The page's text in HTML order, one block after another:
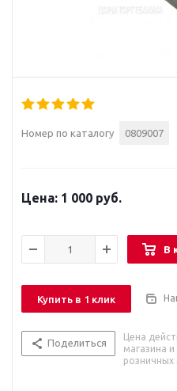
Номер по каталогу 0809007
1 000 руб.
В
Купить в 1 клик
Поделиться
Цена
магазина
розничных